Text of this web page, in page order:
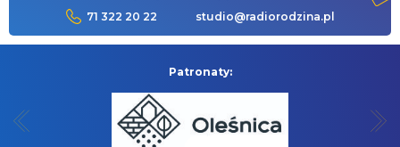
71 322 20 22 studio@radiorodzina.pl
Patronaty: